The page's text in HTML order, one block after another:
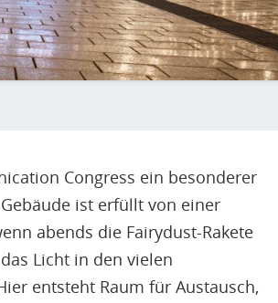
Congress ein besonderer
ist erfüllt von einer
abends die Fairydust-Rakete
Licht in den vielen
entsteht Raum für Austausch,